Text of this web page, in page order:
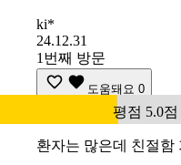
ki*
24.12.31
1번째 방문
도움돼요 0
평점 5.0
환자는 많은데 친절함